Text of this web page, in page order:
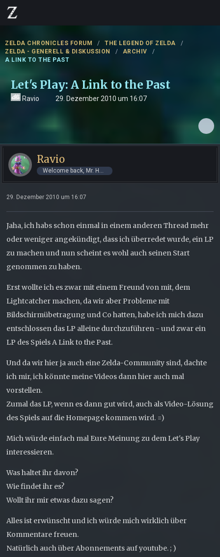
ZELDA CHRONICLES FORUM
THE LEGEND OF ZELDA
ZELDA - GENERELL & DISKUSSION
ARCHIV
A LINK TO THE PAST
Let's Play: A Link to the Past
Ravio 29. Dezember 2010 um 16:07
Ravio
29. Dezember 2010 um 16:07
Jaha, ich habs schon einmal in einem anderen Thread mehr
oder weniger angekündigt, dass ich überredet wurde, ein LP
zu machen und nun scheint es wohl auch seinen Start
genommen zu haben.
Erst wollte ich es zwar mit einem Freund von mit, dem
Lightcatcher machen, da wir aber Probleme mit
Bildschirmübetragung und Co hatten, habe ich mich dazu
entschlossen das LP alleine durchzuführen - und zwar ein
LP des Spiels A Link to the Past.
Und da wir hier ja auch eine Zelda-Community sind, dachte
ich mir, ich könnte meine Videos dann hier auch mal
vorstellen.
Zumal das LP, wenn es dann gut wird, auch als Video-Lösung
des Spiels auf die Homepage kommen wird. =)
Mich würde einfach mal Eure Meinung zu dem Let's Play
interessieren.
Was haltet ihr davon?
Wie findet ihr es?
Wollt ihr mir etwas dazu sagen?
Alles ist erwünscht und ich würde mich wirklich über
Kommentare freuen.
Natürlich auch über Abonnements auf youtube. ; )